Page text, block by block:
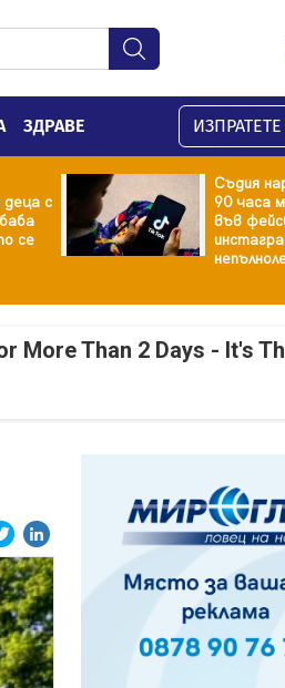
ЗДРАВЕ
с
се
Съдия
90 часа
във
More Than 2 Days - It's